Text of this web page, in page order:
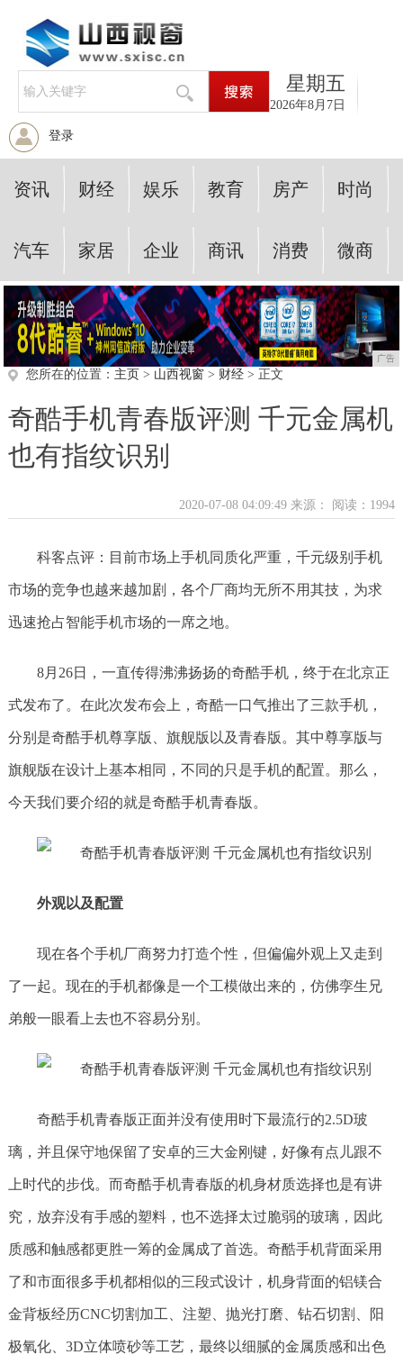
星期五
2026年8月7日
登录
资讯 财经 娱乐 教育 房产 时尚
汽车 家居 企业 商讯 消费 微商
广告
您所在的位置： 主页 > 山西视窗> 财经> 正文
奇酷手机青春版评测 千元金属机
也有指纹识别
2020-07-08 04:09:49 来源： 阅读：1994
科客点评：目前市场上手机同质化严重，千元级别手机
市场的竞争也越来越加剧，各个厂商均无所不用其技，为求
迅速抢占智能手机市场的一席之地。
8月26日，一直传得沸沸扬扬的奇酷手机，终于在北京正
式发布了。在此次发布会上，奇酷一口气推出了三款手机，
分别是奇酷手机尊享版、旗舰版以及青春版。其中尊享版与
旗舰版在设计上基本相同，不同的只是手机的配置。那么，
今天我们要介绍的就是奇酷手机青春版。
外观以及配置
现在各个手机厂商努力打造个性，但偏偏外观上又走到
了一起。现在的手机都像是一个工模做出来的，仿佛孪生兄
弟般一眼看上去也不容易分别。
奇酷手机青春版正面并没有使用时下最流行的2.5D玻
璃，并且保守地保留了安卓的三大金刚键，好像有点儿跟不
上时代的步伐。而奇酷手机青春版的机身材质选择也是有讲
究，放弃没有手感的塑料，也不选择太过脆弱的玻璃，因此
质感和触感都更胜一筹的金属成了首选。奇酷手机背面采用
了和市面很多手机都相似的三段式设计，机身背面的铝镁合
金背板经历CNC切割加工、注塑、抛光打磨、钻石切割、阳
极氧化、3D立体喷砂等工艺，最终以细腻的金属质感和出色